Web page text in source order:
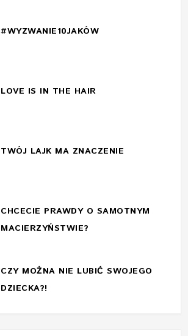
#WYZWANIE10JAKÓW
LOVE IS IN THE HAIR
TWÓJ LAJK MA ZNACZENIE
CHCECIE PRAWDY O SAMOTNYM
MACIERZYŃSTWIE?
CZY MOŻNA NIE LUBIĆ SWOJEGO
DZIECKA?!